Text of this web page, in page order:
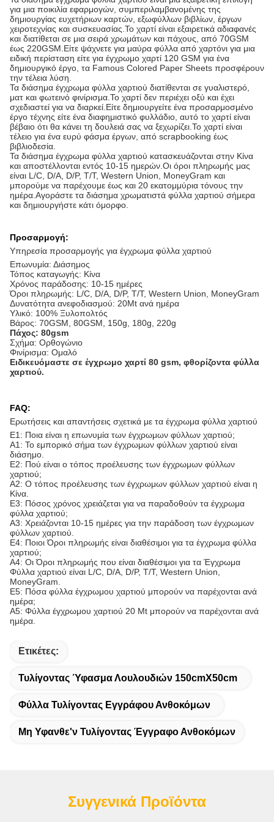
για μια ποικιλία εφαρμογών, συμπεριλαμβανομένης της
δημιουργίας ευχετήριων καρτών, εξωφύλλων βιβλίων, έργων
χειροτεχνίας και συσκευασίας.Το χαρτί είναι εξαιρετικά αδιαφανές
και διατίθεται σε μια σειρά χρωμάτων και πάχους, από 70GSM
έως 220GSM.Είτε ψάχνετε για μαύρα φύλλα από χαρτόνι για μια
ειδική περίσταση είτε για έγχρωμο χαρτί 120 GSM για ένα
δημιουργικό έργο, τα Famous Colored Paper Sheets προσφέρουν
την τέλεια λύση.
Τα διάσημα έγχρωμα φύλλα χαρτιού διατίθενται σε γυαλιστερό,
ματ και φωτεινό φινίρισμα.Το χαρτί δεν περιέχει οξύ και έχει
σχεδιαστεί για να διαρκεί.Είτε δημιουργείτε ένα προσαρμοσμένο
έργο τέχνης είτε ένα διαφημιστικό φυλλάδιο, αυτό το χαρτί είναι
βέβαιο ότι θα κάνει τη δουλειά σας να ξεχωρίζει.Το χαρτί είναι
τέλειο για ένα ευρύ φάσμα έργων, από scrapbooking έως
βιβλιοδεσία.
Τα διάσημα έγχρωμα φύλλα χαρτιού κατασκευάζονται στην Κίνα
και αποστέλλονται εντός 10-15 ημερών.Οι όροι πληρωμής μας
είναι L/C, D/A, D/P, T/T, Western Union, MoneyGram και
μπορούμε να παρέχουμε έως και 20 εκατομμύρια τόνους την
ημέρα.Αγοράστε τα διάσημα χρωματιστά φύλλα χαρτιού σήμερα
και δημιουργήστε κάτι όμορφο.
Προσαρμογή:
Υπηρεσία προσαρμογής για έγχρωμα φύλλα χαρτιού
Επωνυμία: Διάσημος
Τόπος καταγωγής: Κίνα
Χρόνος παράδοσης: 10-15 ημέρες
Όροι πληρωμής: L/C, D/A, D/P, T/T, Western Union, MoneyGram
Δυνατότητα ανεφοδιασμού: 20Mt ανά ημέρα
Υλικό: 100% Ξυλοπολτός
Βάρος: 70GSM, 80GSM, 150g, 180g, 220g
Πάχος: 80gsm
Σχήμα: Ορθογώνιο
Φινίρισμα: Ομαλό
Ειδικευόμαστε σε έγχρωμο χαρτί 80 gsm, φθορίζοντα φύλλα
χαρτιού.
FAQ:
Ερωτήσεις και απαντήσεις σχετικά με τα έγχρωμα φύλλα χαρτιού
Ε1: Ποια είναι η επωνυμία των έγχρωμων φύλλων χαρτιού;
A1: Το εμπορικό σήμα των έγχρωμων φύλλων χαρτιού είναι
διάσημο.
Ε2: Πού είναι ο τόπος προέλευσης των έγχρωμων φύλλων
χαρτιού;
A2: Ο τόπος προέλευσης των έγχρωμων φύλλων χαρτιού είναι η
Κίνα.
Ε3: Πόσος χρόνος χρειάζεται για να παραδοθούν τα έγχρωμα
φύλλα χαρτιού;
A3: Χρειάζονται 10-15 ημέρες για την παράδοση των έγχρωμων
φύλλων χαρτιού.
Ε4: Ποιοι Όροι πληρωμής είναι διαθέσιμοι για τα έγχρωμα φύλλα
χαρτιού;
A4: Οι Όροι πληρωμής που είναι διαθέσιμοι για τα Έγχρωμα
Φύλλα χαρτιού είναι L/C, D/A, D/P, T/T, Western Union,
MoneyGram.
Ε5: Πόσα φύλλα έγχρωμου χαρτιού μπορούν να παρέχονται ανά
ημέρα;
A5: Φύλλα έγχρωμου χαρτιού 20 Mt μπορούν να παρέχονται ανά
ημέρα.
Ετικέτες:
Τυλίγοντας Ύφασμα Λουλουδιών 150cmX50cm
Φύλλα Τυλίγοντας Εγγράφου Ανθοκόμων
Μη Υφανθε'ν Τυλίγοντας Έγγραφο Ανθοκόμων
Συγγενικά Προϊόντα